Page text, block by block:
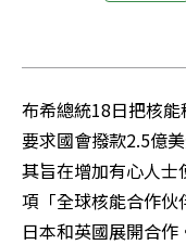
布希總統18日把核
要求國會撥款2.5億
其旨在增加有心人
項「全球核能合作伙
日本和英國展開合作